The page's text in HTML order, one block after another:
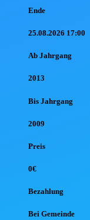
Ende
25.08.2026 17:00
Ab Jahrgang
2013
Bis Jahrgang
2009
Preis
0€
Bezahlung
Bei Gemeinde